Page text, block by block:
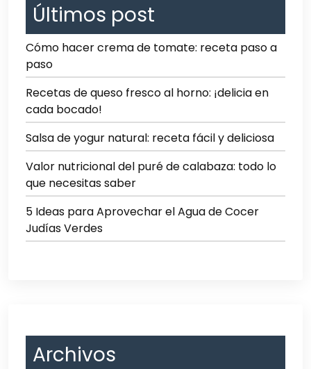
Últimos post
Cómo hacer crema de tomate: receta paso a
paso
Recetas de queso fresco al horno: ¡delicia en
cada bocado!
Salsa de yogur natural: receta fácil y deliciosa
Valor nutricional del puré de calabaza: todo lo
que necesitas saber
5 Ideas para Aprovechar el Agua de Cocer
Judías Verdes
Archivos